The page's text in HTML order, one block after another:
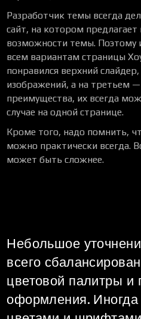
Разработчик темы всегда
сайт, на котором
возможности темы. Поэтому
всем вариантам страницы
понравился верхний
изображений, а на третьем
преимущества, их всегда
случае на одной странице.
Кроме того, надо помнить,
можно практически всегда.
может быть сложнее.
Небольшое
всего
цветовой палитры и
оформления.